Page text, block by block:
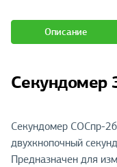
Описание
Секундомер
Секундомер СОСпр-
двухкнопочный
Предназначен для